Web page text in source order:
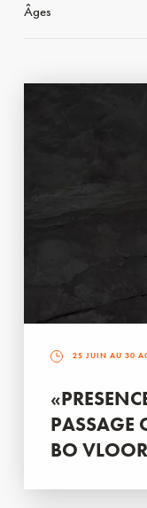
Âges
25 JUIN AU 30
PASSAGE
BO